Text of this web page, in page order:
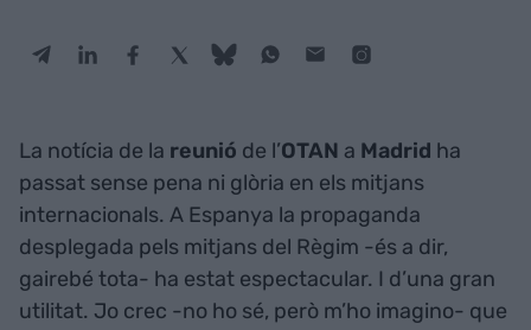
La notícia de la reunió de l’OTAN a Madrid ha
passat sense pena ni glòria en els mitjans
internacionals. A Espanya la propaganda
desplegada pels mitjans del Règim -és a dir,
gairebé tota- ha estat espectacular. I d’una gran
utilitat. Jo crec -no ho sé, però m’ho imagino- que